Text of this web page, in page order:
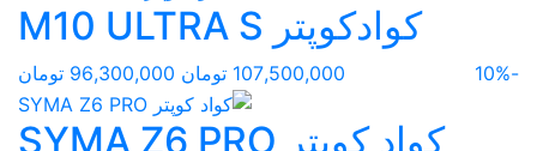
کوادکوپتر M10 ULTRA S
-10% 107,500,000 تومان 96,300,000 تومان
کواد کوپتر SYMA Z6 PRO